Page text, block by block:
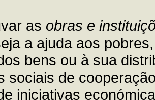
as obras e
a ajuda aos
bens ou à sua
sociais de
iniciativas